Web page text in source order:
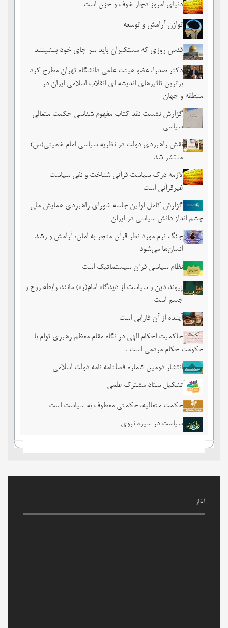
دنیای امروز دچار خوف و حزن است
توازن آرامش و توسعه
قدس روزی که مستکبران باید سر جای خود بنشینند
دکتر صدرا، عضو هیئت علمی دانشگاه تهران مطرح کرد:
برترین تاثیرهای اندیشه ای انقلاب اسلامی ایران در
منطقه و جهان
گزارش نشست نقد کتاب مفهوم شناسی حکمت متعالی
سیاسی
نقش راهبردی دولت در نظریه سیاسی امام خمینی(س)
منتشر شد
لازمه درک سیاست قرآنی شناخت و نفی سیاست
غیرقرآنی است
گزارش کامل اولین جلسه شورای راهبردی همایش ملی
چشم ‏انداز دانش سیاسی در ایران
جنگ نرم مورد نظر قرآن منجر به امان، آرامش و رشد
انسان‌ها می‌‌شود
نظام سیاسی قرآن سیستماتیک است
پیوند دین و سیاست از دیدگاه امام(ره) مانند رابطه روح و
جسم است
آینده از آن فارابی است
حاکمیت احکام الهی در نگاه مقام معظم رهبری توام با
حکومت حکام مردمی است .
انتشار دومین شماره فصلنامه نامه دولت اسلامی
تشکیل ستاد مشترک علمی
حکمت متعالیه، حکمتی معطوف به سیاست است
سیاست در سیره نبوی
آغاز